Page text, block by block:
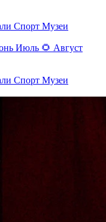
Спорт Музеи
Июль 🌻 Август
Спорт Музеи